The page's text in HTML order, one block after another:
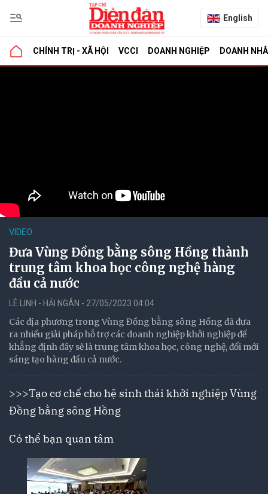
English
CHÍNH TRỊ - XÃ HỘI VCCI DOANH NGHIỆP DOANH
VIDEO
Đưa Vùng Đồng bằng sông Hồng thành
trung tâm khoa học công nghệ hàng
đầu cả nước
LÊ LINH - HẢI NGÂN - 27/05/2023 04:04
Các địa phương trong Vùng Đồng bằng sông Hồng đã đưa
ra nhiều giải pháp hỗ trợ các doanh nghiệp khởi nghiệp để
khẳng định đây sẽ là trung tâm khoa học, công nghệ, đổi mới
sáng tạo hàng đầu cả nước.
>>>Tạo cơ chế cho hệ sinh thái khởi nghiệp Vùng
Đồng bằng sông Hồng
Có thể bạn quan tâm